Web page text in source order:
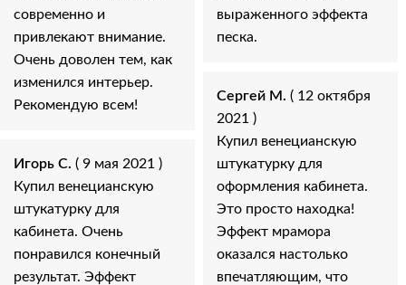
современно и
привлекают внимание.
Очень доволен тем, как
изменился интерьер.
Рекомендую всем!
Игорь С. ( 9 мая 2021 )
Купил венецианскую
штукатурку для
кабинета. Очень
понравился конечный
результат. Эффект
выраженного эффекта
песка.
Сергей М. ( 12 октября
2021 )
Купил венецианскую
штукатурку для
оформления кабинета.
Это просто находка!
Эффект мрамора
оказался настолько
впечатляющим, что